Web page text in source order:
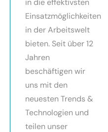
in die effektivsten
Einsatzmöglichkeiten
in der Arbeitswelt
bieten. Seit über 12
Jahren
beschäftigen wir
uns mit den
neuesten Trends &
Technologien und
teilen unser